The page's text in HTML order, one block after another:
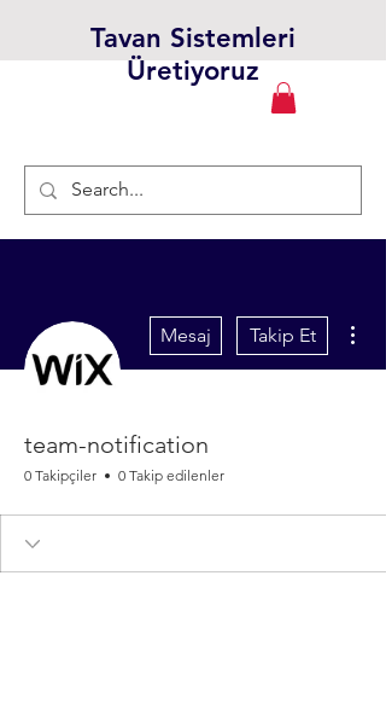
Tavan Sistemleri
Üretiyoruz
Mesaj Takip Et
team-notification
0 Takipçiler 0 Takip edilenler